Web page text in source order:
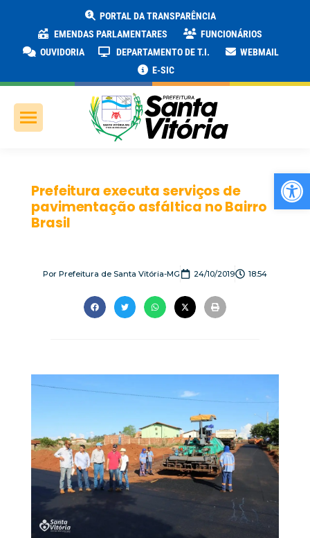
PORTAL DA TRANSPARÊNCIA
EMENDAS PARLAMENTARES
FUNCIONÁRIOS
OUVIDORIA
DEPARTAMENTO DE T.I.
WEBMAIL
E-SIC
Prefeitura executa serviços de
pavimentação asfáltica no Bairro
Brasil
Por Prefeitura de Santa Vitória-MG 24/10/2019 18:54